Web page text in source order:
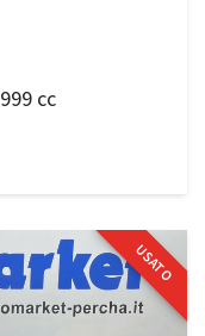
999 cc
USATO